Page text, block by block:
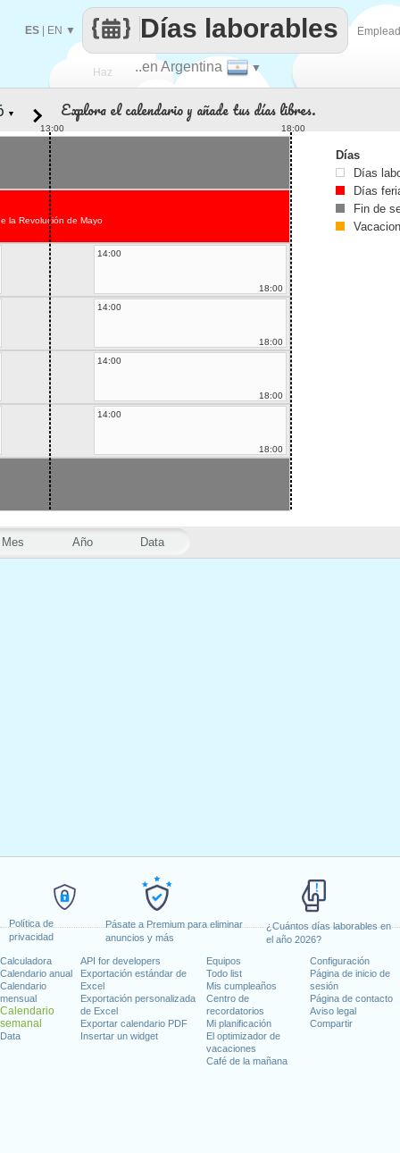
Política de
privacidad
Pásate a Premium para eliminar
anuncios y más
¿Cuántos días laborables en
el año 2026?
Calculadora
Calendario anual
Calendario
mensual
Calendario
semanal
Data
API for developers
Exportación estándar de
Excel
Exportación personalizada
de Excel
Exportar calendario PDF
Insertar un widget
Equipos
Todo list
Mis cumpleaños
Centro de
recordatorios
Mi planificación
El optimizador de
vacaciones
Café de la mañana
Configuración
Página de inicio de
sesión
Página de contacto
Aviso legal
Compartir
Haz ..en Argentina ▼
Días laborables
ES EN ▼
Mes Año Data
▼ Explora el calendario y añade tus días libres.
13:00 18:00
la Revolución de Mayo
14:00
18:00
14:00
18:00
14:00
18:00
14:00
18:00
Días
Días
Días
Fin de